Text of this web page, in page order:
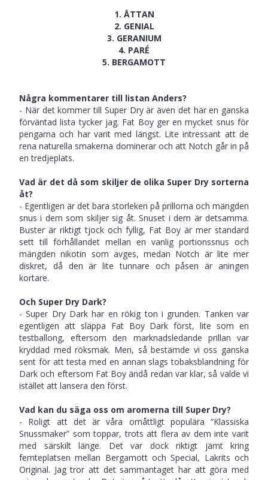
1. ÅTTAN
2. GENIAL
3. GERANIUM
4. PARÉ
5. BERGAMOTT
Några kommentarer till listan Anders?
- När det kommer till Super Dry är även det här en ganska
förväntad lista tycker jag. Fat Boy ger en mycket snus för
pengarna och har varit med längst. Lite intressant att de
rena naturella smakerna dominerar och att Notch går in på
en tredjeplats.
Vad är det då som skiljer de olika Super Dry sorterna
åt?
- Egentligen är det bara storleken på prillorna och mängden
snus i dem som skiljer sig åt. Snuset i dem är detsamma.
Buster är riktigt tjock och fyllig, Fat Boy är mer standard
sett till förhållandet mellan en vanlig portionssnus och
mängden nikotin som avges, medan Notch är lite mer
diskret, då den är lite tunnare och påsen är aningen
kortare.
Och Super Dry Dark?
- Super Dry Dark har en rökig ton i grunden. Tanken var
egentligen att släppa Fat Boy Dark först, lite som en
testballong, eftersom den marknadsledande prillan var
kryddad med röksmak. Men, så bestämde vi oss ganska
sent för att testa med en annan slags tobaksblandning för
Dark och eftersom Fat Boy ändå redan var klar, så valde vi
istället att lansera den först.
Vad kan du säga oss om aromerna till Super Dry?
- Roligt att det är våra omåttligt populära ”Klassiska
Snussmaker” som toppar, trots att flera av dem inte varit
med särskilt länge. Det var dock riktigt jämt kring
femteplatsen mellan Bergamott och Special, Lakrits och
Original. Jag tror att det sammantaget har att göra med